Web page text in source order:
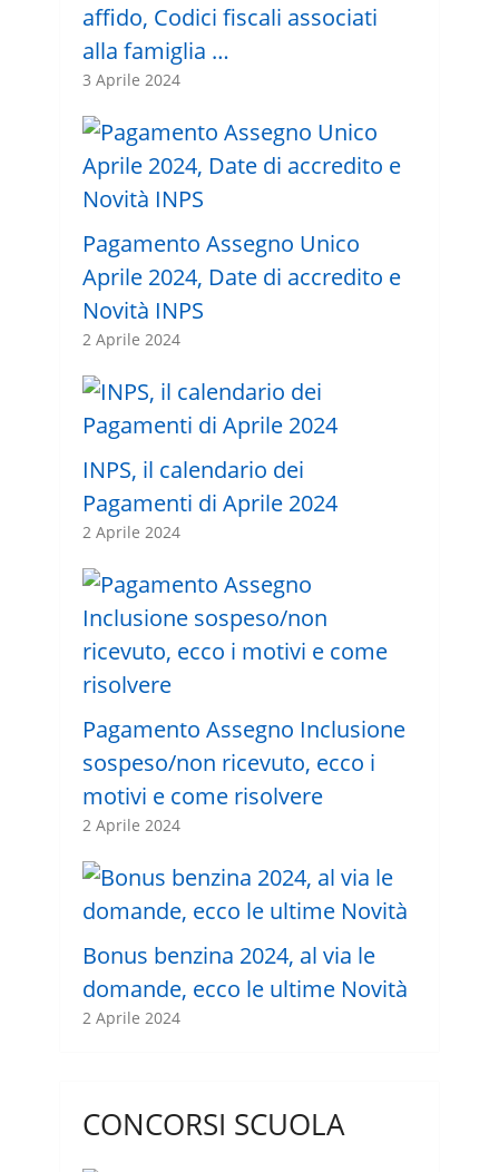
affido, Codici fiscali associati
alla famiglia …
3 Aprile 2024
Pagamento Assegno Unico
Aprile 2024, Date di accredito e
Novità INPS
2 Aprile 2024
INPS, il calendario dei
Pagamenti di Aprile 2024
2 Aprile 2024
Pagamento Assegno Inclusione
sospeso/non ricevuto, ecco i
motivi e come risolvere
2 Aprile 2024
Bonus benzina 2024, al via le
domande, ecco le ultime Novità
2 Aprile 2024
CONCORSI SCUOLA